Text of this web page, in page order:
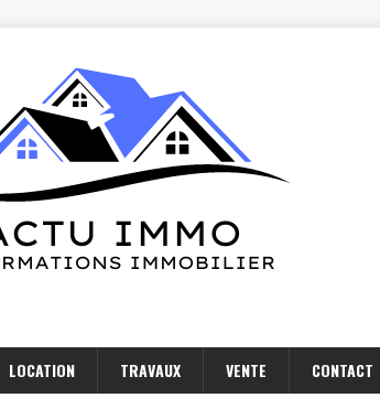
LOCATION TRAVAUX VENTE CONTACT